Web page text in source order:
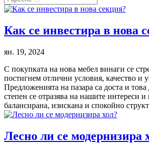
Как се инвестира в нова
ян. 19, 2024
С покупката на нова мебел винаги се
постигнем отлични условия, качество и
Предложенията на пазара са доста и това
степен се отразява на нашите интереси
балансирана, изискана и спокойно
Лесно ли се модернизира